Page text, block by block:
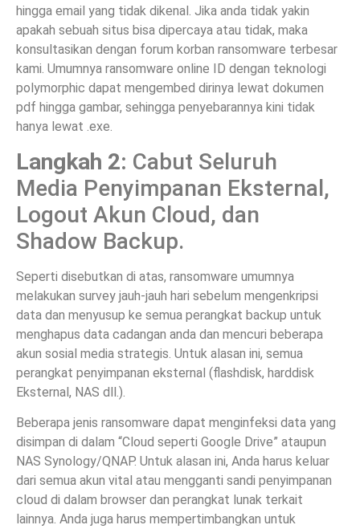
hingga email yang tidak dikenal. Jika anda tidak yakin
apakah sebuah situs bisa dipercaya atau tidak, maka
konsultasikan dengan forum korban ransomware terbesar
kami. Umumnya ransomware online ID dengan teknologi
polymorphic dapat mengembed dirinya lewat dokumen
pdf hingga gambar, sehingga penyebarannya kini tidak
hanya lewat .exe.
Langkah 2: Cabut Seluruh
Media Penyimpanan Eksternal,
Logout Akun Cloud, dan
Shadow Backup.
Seperti disebutkan di atas, ransomware umumnya
melakukan survey jauh-jauh hari sebelum mengenkripsi
data dan menyusup ke semua perangkat backup untuk
menghapus data cadangan anda dan mencuri beberapa
akun sosial media strategis. Untuk alasan ini, semua
perangkat penyimpanan eksternal (flashdisk, harddisk
Eksternal, NAS dll.).
Beberapa jenis ransomware dapat menginfeksi data yang
disimpan di dalam “Cloud seperti Google Drive” ataupun
NAS Synology/QNAP. Untuk alasan ini, Anda harus keluar
dari semua akun vital atau mengganti sandi penyimpanan
cloud di dalam browser dan perangkat lunak terkait
lainnya. Anda juga harus mempertimbangkan untuk